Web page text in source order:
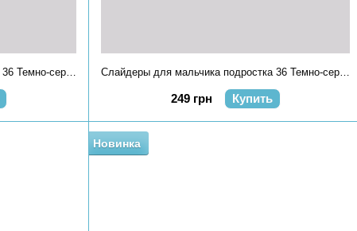
Слайдеры для мальчика подростка 36 Темно-серый GIPANIS (711145-36) Слайдеры для мальчика подростка 36 Темно-серый GIPANIS (711122-36)
249 грн Купить
Новинка